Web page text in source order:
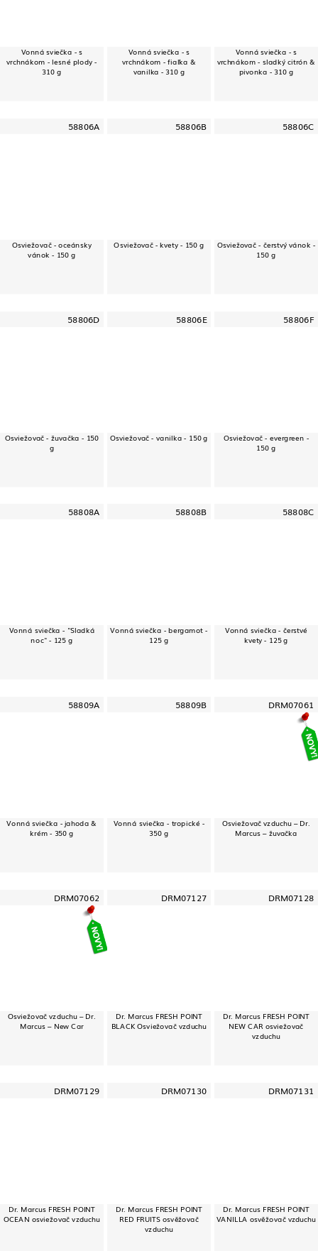
Vonná sviečka - s
vrchnákom - lesné plody -
310 g
Vonná sviečka - s
vrchnákom - fiaľka &
vanilka - 310 g
Vonná sviečka - s
vrchnákom - sladký citrón &
pivonka - 310 g
58806A
Osviežovač - oceánsky
vánok - 150 g
58806B
Osviežovač - kvety - 150 g
58806C
Osviežovač - čerstvý vánok -
150 g
58806D
Osviežovač - žuvačka - 150
g
58806E
Osviežovač - vanilka - 150 g
58806F
Osviežovač - evergreen -
150 g
58808A
Vonná sviečka - "Sladká
noc" - 125 g
58808B
Vonná sviečka - bergamot -
125 g
58808C
Vonná sviečka - čerstvé
kvety - 125 g
58809A
Vonná sviečka - jahoda &
krém - 350 g
58809B
Vonná sviečka - tropické -
350 g
DRM07061
Osviežovač vzduchu – Dr.
Marcus – žuvačka
DRM07062
Osviežovač vzduchu – Dr.
Marcus – New Car
DRM07127
Dr. Marcus FRESH POINT
BLACK Osviežovač vzduchu
DRM07128
Dr. Marcus FRESH POINT
NEW CAR osviežovač
vzduchu
DRM07129
Dr. Marcus FRESH POINT
OCEAN osviežovač vzduchu
DRM07130
Dr. Marcus FRESH POINT
RED FRUITS osvěžovač
vzduchu
DRM07131
Dr. Marcus FRESH POINT
VANILLA osvěžovač vzduchu